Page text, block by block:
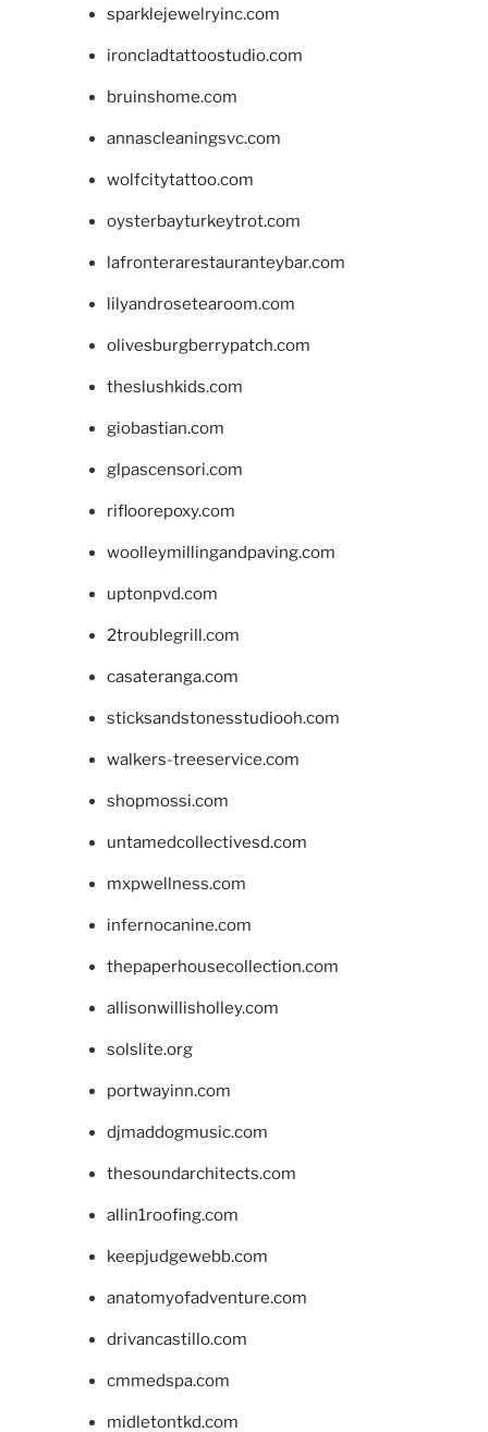
sparklejewelryinc.com
ironcladtattoostudio.com
bruinshome.com
annascleaningsvc.com
wolfcitytattoo.com
oysterbayturkeytrot.com
lafronterarestauranteybar.com
lilyandrosetearoom.com
olivesburgberrypatch.com
theslushkids.com
giobastian.com
glpascensori.com
rifloorepoxy.com
woolleymillingandpaving.com
uptonpvd.com
2troublegrill.com
casateranga.com
sticksandstonesstudiooh.com
walkers-treeservice.com
shopmossi.com
untamedcollectivesd.com
mxpwellness.com
infernocanine.com
thepaperhousecollection.com
allisonwillisholley.com
solslite.org
portwayinn.com
djmaddogmusic.com
thesoundarchitects.com
allin1roofing.com
keepjudgewebb.com
anatomyofadventure.com
drivancastillo.com
cmmedspa.com
midletontkd.com